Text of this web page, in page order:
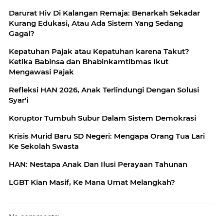
Darurat Hiv Di Kalangan Remaja: Benarkah Sekadar
Kurang Edukasi, Atau Ada Sistem Yang Sedang
Gagal?
Kepatuhan Pajak atau Kepatuhan karena Takut?
Ketika Babinsa dan Bhabinkamtibmas Ikut
Mengawasi Pajak
Refleksi HAN 2026, Anak Terlindungi Dengan Solusi
Syar'i
Koruptor Tumbuh Subur Dalam Sistem Demokrasi
Krisis Murid Baru SD Negeri: Mengapa Orang Tua Lari
Ke Sekolah Swasta
HAN: Nestapa Anak Dan Ilusi Perayaan Tahunan
LGBT Kian Masif, Ke Mana Umat Melangkah?